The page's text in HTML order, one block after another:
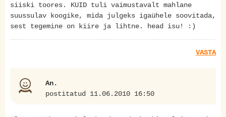
siiski toores. KUID tuli vaimustavalt mahlane
suussulav koogike, mida julgeks igaühele soovitada,
sest tegemine on kiire ja lihtne. head isu! :)
VASTA
An.
postitatud 11.06.2010 16:50